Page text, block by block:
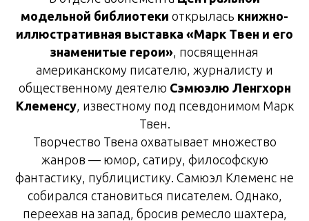
модельной библиотеки открылась книжно-
иллюстративная выставка «Марк Твен и его
знаменитые герои» , посвященная
американскому писателю, журналисту и
общественному деятелю Сэмюэлю Ленгхорн
Клеменсу, известному под псевдонимом Марк
Твен.
Творчество Твена охватывает множество
жанров — юмор, сатиру, философскую
фантастику, публицистику. Самюэл Клеменс не
собирался становиться писателем. Однако,
переехав на запад, бросив ремесло шахтера,